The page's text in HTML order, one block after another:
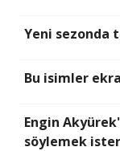
Yeni sezonda
Bu isimler
Engin
söylemek